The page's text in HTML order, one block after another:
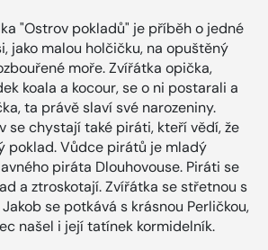
"Ostrov pokladů" je příběh o jedné
jako malou holčičku, na opuštěný
moře. Zvířátka opička,
koala a kocour, se o ni postarali a
ta právě slaví své narozeniny.
se chystají také piráti, kteří vědí, že
poklad. Vůdce pirátů je mladý
piráta Dlouhovouse. Piráti se
a ztroskotají. Zvířátka se střetnou s
se potkává s krásnou Perličkou,
našel i její tatínek kormidelník.